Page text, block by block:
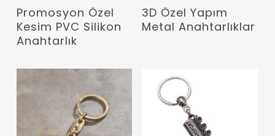
Devamını Oku
Promosyon Özel
Kesim PVC Silikon
Anahtarlık
Devamını Oku
3D Özel Yapım
Metal Anahtarlıklar